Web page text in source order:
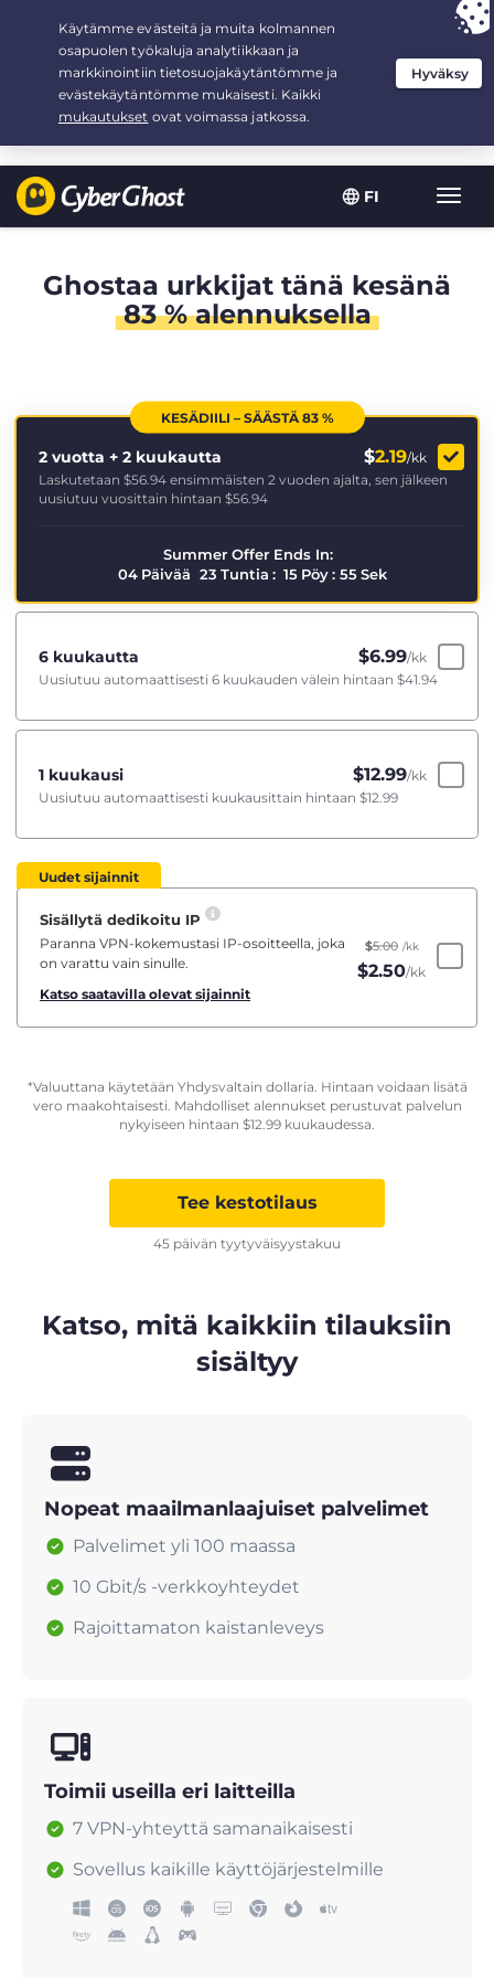
FI
Your choice:The Best Dealfor 2.1666666666667-years at $
/month
Ghostaa urkkijat tänä kesänä
83 % alennuksella
KESÄDIILI – SÄÄSTÄ 83 %
2 vuotta + 2 kuukautta $2.19/kk
Laskutetaan $56.94 ensimmäisten 2 vuoden ajalta, sen jälkeen
uusiutuu vuosittain hintaan $56.94
Summer Offer Ends In:
04 Päivää 23 Tuntia : 15 Pöy: 55Sek
6 kuukautta $6.99/kk
Uusiutuu automaattisesti 6 kuukauden välein hintaan $41.94
1 kuukausi $12.99/kk
Uusiutuu automaattisesti kuukausittain hintaan $12.99
Uudet sijainnit
Sisällytä dedikoitu IP
Paranna VPN-kokemustasi IP-osoitteella, joka
on varattu vain sinulle.
Katso saatavilla olevat sijainnit
$5.00 /kk
$2.50/kk
*Valuuttana käytetään Yhdysvaltain dollaria. Hintaan voidaan lisätä
vero maakohtaisesti. Mahdolliset alennukset perustuvat palvelun
nykyiseen hintaan $12.99 kuukaudessa.
Tee kestotilaus
45 päivän tyytyväisyystakuu
Katso, mitä kaikkiin tilauksiin
sisältyy
Nopeat maailmanlaajuiset palvelimet
Palvelimet yli 100 maassa
10 Gbit/s -verkkoyhteydet
Rajoittamaton kaistanleveys
Toimii useilla eri laitteilla
7 VPN-yhteyttä samanaikaisesti
Sovellus kaikille käyttöjärjestelmille